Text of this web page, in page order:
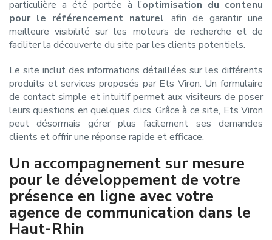
particulière a été portée à l’optimisation du contenu
pour le référencement naturel, afin de garantir une
meilleure visibilité sur les moteurs de recherche et de
faciliter la découverte du site par les clients potentiels.
Le site inclut des informations détaillées sur les différents
produits et services proposés par Ets Viron. Un formulaire
de contact simple et intuitif permet aux visiteurs de poser
leurs questions en quelques clics. Grâce à ce site, Ets Viron
peut désormais gérer plus facilement ses demandes
clients et offrir une réponse rapide et efficace.
Un accompagnement sur mesure
pour le développement de votre
présence en ligne avec votre
agence de communication dans le
Haut-Rhin